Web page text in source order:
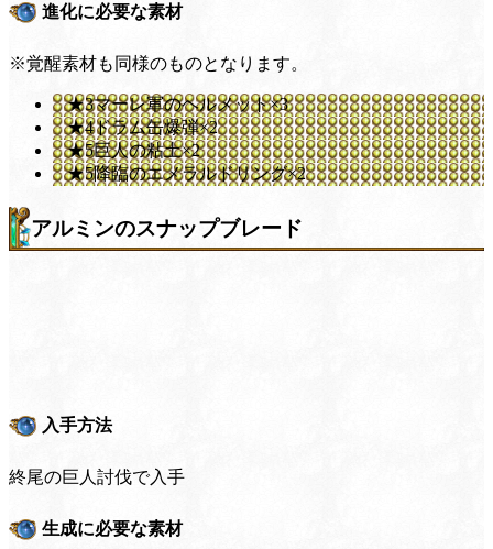
進化に必要な素材
※覚醒素材も同様のものとなります。
★3マーレ軍のヘルメット×3
★4ドラム缶爆弾×2
★5巨人の粘土×2
★5降臨のエメラルドリング×2
アルミンのスナップブレード
入手方法
終尾の巨人討伐で入手
生成に必要な素材